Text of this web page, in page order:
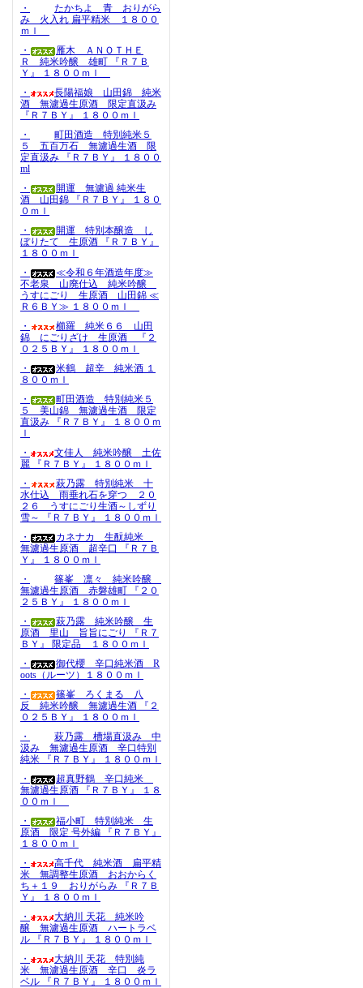
・
たかちよ 青 おりがら
み 火入れ 扁平精米 １８００
ｍｌ
・
雁木 ＡＮＯＴＨＥ
Ｒ 純米吟醸 雄町 『Ｒ７Ｂ
Ｙ』 １８００ｍｌ
・
長陽福娘 山田錦 純米
酒 無濾過生原酒 限定直汲み
『Ｒ７ＢＹ』 １８００ｍｌ
・
町田酒造 特別純米５
５ 五百万石 無濾過生酒 限
定直汲み 『Ｒ７ＢＹ』 １８００
ml
・
開運 無濾過 純米生
酒 山田錦 『Ｒ７ＢＹ』 １８０
０ｍｌ
・
開運 特別本醸造 し
ぼりたて 生原酒 『Ｒ７ＢＹ』
１８００ｍｌ
・
≪令和６年酒造年度≫
不老泉 山廃仕込 純米吟醸
うすにごり 生原酒 山田錦 ≪
Ｒ６ＢＹ≫ １８００ｍｌ
・
櫛羅 純米６６ 山田
錦 にごりざけ 生原酒 『２
０２５ＢＹ』 １８００ｍｌ
・
米鶴 超辛 純米酒 １
８００ｍｌ
・
町田酒造 特別純米５
５ 美山錦 無濾過生酒 限定
直汲み 『Ｒ７ＢＹ』 １８００ｍ
ｌ
・
文佳人 純米吟醸 土佐
麗 『Ｒ７ＢＹ』 １８００ｍｌ
・
萩乃露 特別純米 十
水仕込 雨垂れ石を穿つ ２０
２６ うすにごり生酒～しずり
雪～ 『Ｒ７ＢＹ』 １８００ｍｌ
・
カネナカ 生酛純米
無濾過生原酒 超辛口 『Ｒ７Ｂ
Ｙ』 １８００ｍｌ
・
篠峯 凛々 純米吟醸
無濾過生原酒 赤磐雄町 『２０
２５ＢＹ』 １８００ｍｌ
・
萩乃露 純米吟醸 生
原酒 里山 旨旨にごり 『Ｒ７
ＢＹ』 限定品 １８００ｍｌ
・
御代櫻 辛口純米酒 R
oots（ルーツ）１８００ｍｌ
・
篠峯 ろくまる 八
反 純米吟醸 無濾過生酒 『２
０２５ＢＹ』 １８００ｍｌ
・
萩乃露 槽場直汲み 中
汲み 無濾過生原酒 辛口特別
純米 『Ｒ７ＢＹ』 １８００ｍｌ
・
超真野鶴 辛口純米
無濾過生原酒 『Ｒ７ＢＹ』 １８
００ｍｌ
・
福小町 特別純米 生
原酒 限定 号外編 『Ｒ７ＢＹ』
１８００ｍｌ
・
高千代 純米酒 扁平精
米 無調整生原酒 おおからく
ち＋１９ おりがらみ 『Ｒ７Ｂ
Ｙ』 １８００ｍｌ
・
大納川 天花 純米吟
醸 無濾過生原酒 ハートラベ
ル 『Ｒ７ＢＹ』 １８００ｍｌ
・
大納川 天花 特別純
米 無濾過生原酒 辛口 炎ラ
ベル 『Ｒ７ＢＹ』 １８００ｍｌ